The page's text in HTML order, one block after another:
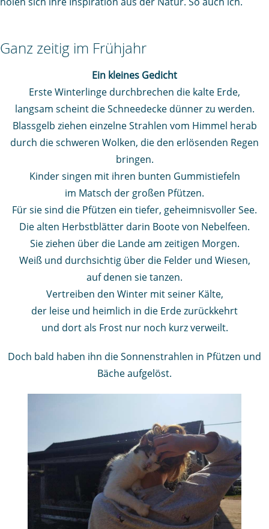
Ganz zeitig im Frühjahr
Ein kleines Gedicht
Erste Winterlinge durchbrechen die kalte Erde,
langsam scheint die Schneedecke dünner zu werden.
Blassgelb ziehen einzelne Strahlen vom Himmel herab
durch die schweren Wolken, die den erlösenden Regen
bringen.
Kinder singen mit ihren bunten Gummistiefeln
im Matsch der großen Pfützen.
Für sie sind die Pfützen ein tiefer, geheimnisvoller See.
Die alten Herbstblätter darin Boote von Nebelfeen.
Sie ziehen über die Lande am zeitigen Morgen.
Weiß und durchsichtig über die Felder und Wiesen,
auf denen sie tanzen.
Vertreiben den Winter mit seiner Kälte,
der leise und heimlich in die Erde zurückkehrt
und dort als Frost nur noch kurz verweilt.
Doch bald haben ihn die Sonnenstrahlen in Pfützen und
Bäche aufgelöst.